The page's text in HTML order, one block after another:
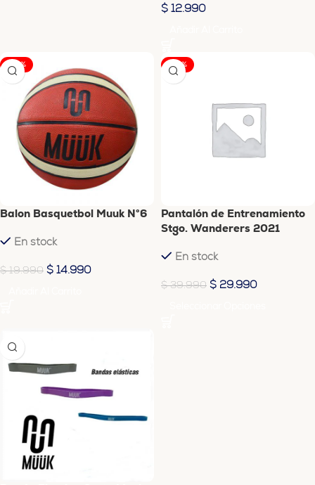
$ 12.990
-25%
Balon Basquetbol Muuk N°6
En stock
$19.990 $ 14.990
-25%
Pantalón de Entrenamiento
Stgo. Wanderers 2021
En stock
$39.990 $ 29.990